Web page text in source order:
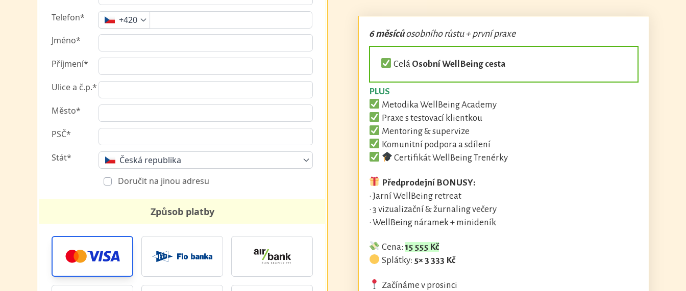
Telefon*
+420
Jméno*
Příjmení*
Ulice a č.p.*
Město*
PSČ*
Stát*
Česká republika
Doručit na jinou adresu
Způsob platby
6 měsícůosobního růstu + první praxe
Celá Osobní WellBeing cesta
PLUS
Metodika WellBeing Academy
Praxe s testovací klientkou
Mentoring & supervize
Komunitní podpora a sdílení
Certifikát WellBeing Trenérky
Předprodejní BONUSY:
• Jarní WellBeing retreat
• 3 vizualizační & žurnaling večery
• WellBeing náramek + minideník
Cena: 15 555 Kč
Splátky: 5× 3 333 Kč
Začínáme v prosinci